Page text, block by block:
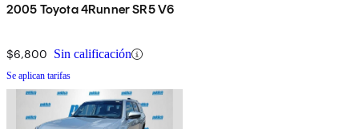
2005 Toyota 4Runner SR5 V6
$6,800 Sin calificación
Se aplican tarifas